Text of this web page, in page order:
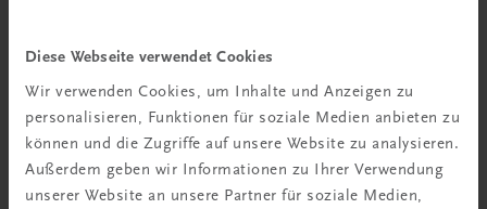
Diese Webseite verwendet Cookies
Wir verwenden Cookies, um Inhalte und Anzeigen zu
personalisieren, Funktionen für soziale Medien anbieten zu
können und die Zugriffe auf unsere Website zu analysieren.
Außerdem geben wir Informationen zu Ihrer Verwendung
unserer Website an unsere Partner für soziale Medien,